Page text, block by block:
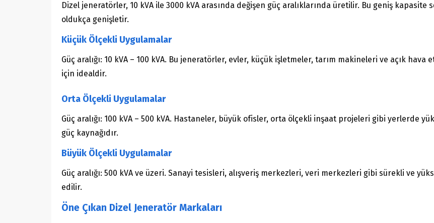
Dizel jeneratörler, 10 kVA ile 3000 kVA arasında değişen güç aralıklarında üretilir. Bu geniş
oldukça genişletir.
Küçük Ölçekli Uygulamalar
Güç aralığı: 10 kVA – 100 kVA. Bu jeneratörler, evler, küçük işletmeler, tarım makineleri ve açık
için idealdir.
Orta Ölçekli Uygulamalar
Güç aralığı: 100 kVA – 500 kVA. Hastaneler, büyük ofisler, orta ölçekli inşaat projeleri gibi yerlerde
güç kaynağıdır.
Büyük Ölçekli Uygulamalar
Güç aralığı: 500 kVA ve üzeri. Sanayi tesisleri, alışveriş merkezleri, veri merkezleri gibi sürekli ve
edilir.
Öne Çıkan Dizel Jeneratör Markaları